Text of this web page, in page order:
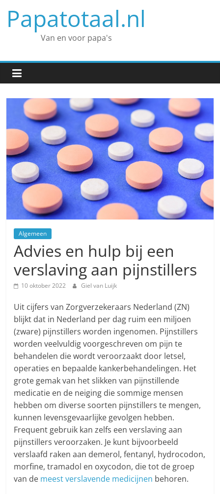
naar
inhoud
Papatotaal.nl
Van en voor papa's
Algemeen
Advies en hulp bij een
verslaving aan pijnstillers
10 oktober 2022 Giel van Luijk
Uit cijfers van Zorgverzekeraars Nederland (ZN)
blijkt dat in Nederland per dag ruim een miljoen
(zware) pijnstillers worden ingenomen. Pijnstillers
worden veelvuldig voorgeschreven om pijn te
behandelen die wordt veroorzaakt door letsel,
operaties en bepaalde kankerbehandelingen. Het
grote gemak van het slikken van pijnstillende
medicatie en de neiging die sommige mensen
hebben om diverse soorten pijnstillers te mengen,
kunnen levensgevaarlijke gevolgen hebben.
Frequent gebruik kan zelfs een verslaving aan
pijnstillers veroorzaken. Je kunt bijvoorbeeld
verslaafd raken aan demerol, fentanyl, hydrocodon,
morfine, tramadol en oxycodon, die tot de groep
van de meest verslavende medicijnen behoren.